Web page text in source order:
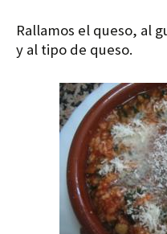
Rallamos el queso, al
y al tipo de queso.